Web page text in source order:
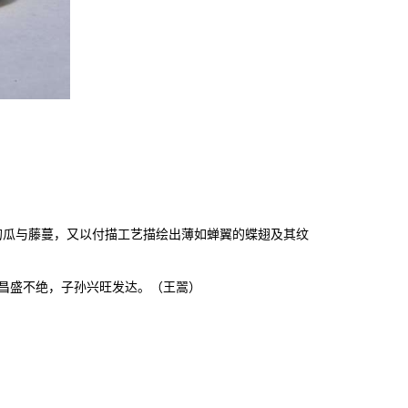
与藤蔓，又以付描工艺描绘出薄如蝉翼的蝶翅及其纹
盛不绝，子孙兴旺发达。（王翯）